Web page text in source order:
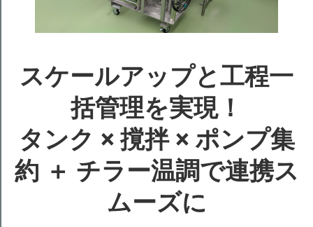
スケールアップと工程一
括管理を実現！
タンク × 撹拌 × ポンプ集
約 ＋ チラー温調で連携ス
ムーズに